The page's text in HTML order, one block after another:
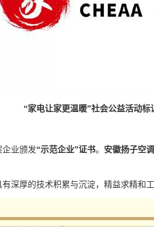
“家电让家更温暖”社会公益活动标
业颁发“示范企业”证书。 安徽扬子空
深厚的技术积累与沉淀，精益求精和